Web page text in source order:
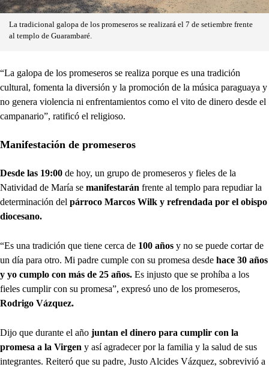
La tradicional galopa de los promeseros se realizará el 7 de setiembre frente
al templo de Guarambaré.
“La galopa de los promeseros se realiza porque es una tradición
cultural, fomenta la diversión y la promoción de la música paraguaya y
no genera violencia ni enfrentamientos como el vito de dinero desde el
campanario”, ratificó el religioso.
Manifestación de promeseros
Desde las 19:00 de hoy, un grupo de promeseros y fieles de la
Natividad de María se manifestarán frente al templo para repudiar la
determinación del párroco Marcos Wilk y refrendada por el obispo
diocesano.
“Es una tradición que tiene cerca de 100 años y no se puede cortar de
un día para otro. Mi padre cumple con su promesa desde hace 30 años
y yo cumplo con más de 25 años. Es injusto que se prohíba a los
fieles cumplir con su promesa”, expresó uno de los promeseros,
Rodrigo Vázquez.
Dijo que durante el año juntan el dinero para cumplir con la
promesa a la Virgen y así agradecer por la familia y la salud de sus
integrantes. Reiteró que su padre, Justo Alcides Vázquez, sobrevivió a